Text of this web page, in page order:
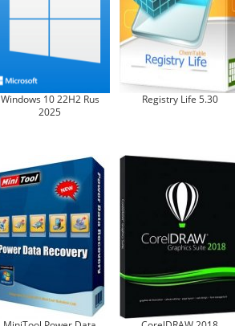
Windows 10 22H2 Rus
2025
Registry Life 5.30